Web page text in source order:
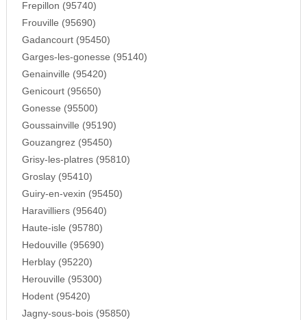
Frepillon (95740)
Frouville (95690)
Gadancourt (95450)
Garges-les-gonesse (95140)
Genainville (95420)
Genicourt (95650)
Gonesse (95500)
Goussainville (95190)
Gouzangrez (95450)
Grisy-les-platres (95810)
Groslay (95410)
Guiry-en-vexin (95450)
Haravilliers (95640)
Haute-isle (95780)
Hedouville (95690)
Herblay (95220)
Herouville (95300)
Hodent (95420)
Jagny-sous-bois (95850)